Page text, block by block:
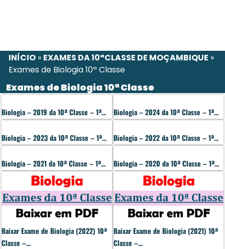
INÍCIO » EXAMES DA 10ªCLASSE DE MOÇAMBIQUE »
Exames de Biologia 10ª Classe
Exames de Biologia 10ª Classe
Biologia – 2019 da 10ª Classe – 1ª... Biologia – 2024 da 10ª Classe – 1ª...
Biologia – 2023 da 10ª Classe – 1ª... Biologia – 2022 da 10ª Classe – 1ª...
Biologia – 2021 da 10ª Classe – 1ª... Biologia – 2020 da 10ª Classe – 1ª...
Baixar Exame de Biologia (2022) 10ª
Classe –...
Baixar Exame de Biologia (2021) 10ª
Classe –...